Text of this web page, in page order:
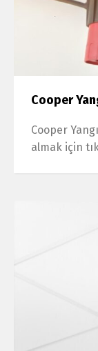
Cooper
Cooper
almak için